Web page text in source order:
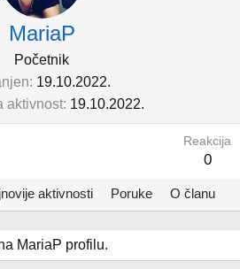
MariaP
Početnik
19.10.2022.
aktivnost 19.10.2022.
Reakcija
0
aktivnosti Poruke O članu
MariaP profilu.